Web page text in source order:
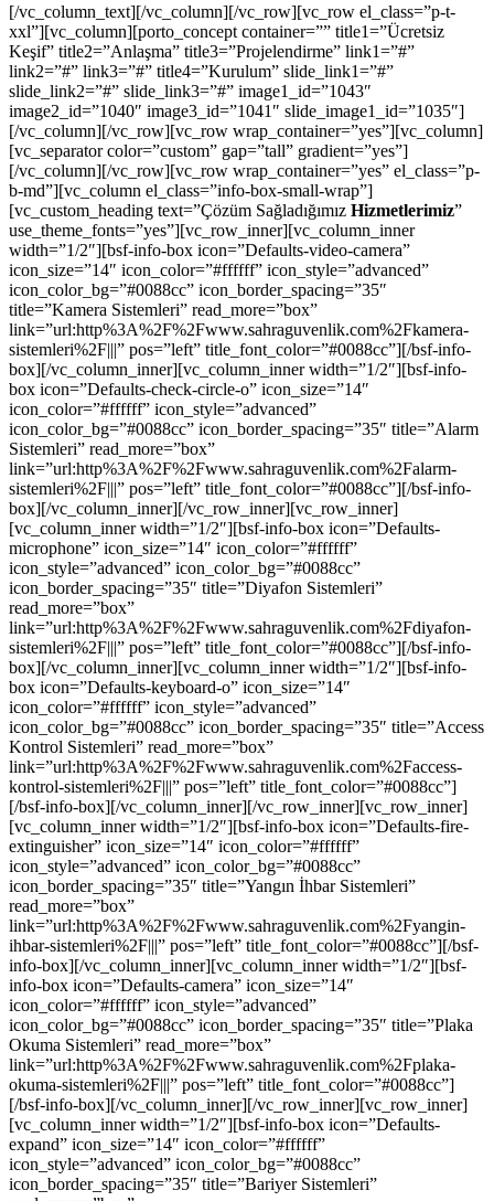
[/vc_column_text][/vc_column][/vc_row][vc_row el_class=”p-t-
xxl”][vc_column][porto_concept container=”” title1=”Ücretsiz
Keşif” title2=”Anlaşma” title3=”Projelendirme” link1=”#”
link2=”#” link3=”#” title4=”Kurulum” slide_link1=”#”
slide_link2=”#” slide_link3=”#” image1_id=”1043″
image2_id=”1040″ image3_id=”1041″ slide_image1_id=”1035″]
[/vc_column][/vc_row][vc_row wrap_container=”yes”][vc_column]
[vc_separator color=”custom” gap=”tall” gradient=”yes”]
[/vc_column][/vc_row][vc_row wrap_container=”yes” el_class=”p-
b-md”][vc_column el_class=”info-box-small-wrap”]
[vc_custom_heading text=”Çözüm Sağladığımız Hizmetlerimiz”
use_theme_fonts=”yes”][vc_row_inner][vc_column_inner
width=”1/2″][bsf-info-box icon=”Defaults-video-camera”
icon_size=”14″ icon_color=”#ffffff” icon_style=”advanced”
icon_color_bg=”#0088cc” icon_border_spacing=”35″
title=”Kamera Sistemleri” read_more=”box”
link=”url:http%3A%2F%2Fwww.sahraguvenlik.com%2Fkamera-
sistemleri%2F|||” pos=”left” title_font_color=”#0088cc”][/bsf-info-
box][/vc_column_inner][vc_column_inner width=”1/2″][bsf-info-
box icon=”Defaults-check-circle-o” icon_size=”14″
icon_color=”#ffffff” icon_style=”advanced”
icon_color_bg=”#0088cc” icon_border_spacing=”35″ title=”Alarm
Sistemleri” read_more=”box”
link=”url:http%3A%2F%2Fwww.sahraguvenlik.com%2Falarm-
sistemleri%2F|||” pos=”left” title_font_color=”#0088cc”][/bsf-info-
box][/vc_column_inner][/vc_row_inner][vc_row_inner]
[vc_column_inner width=”1/2″][bsf-info-box icon=”Defaults-
microphone” icon_size=”14″ icon_color=”#ffffff”
icon_style=”advanced” icon_color_bg=”#0088cc”
icon_border_spacing=”35″ title=”Diyafon Sistemleri”
read_more=”box”
link=”url:http%3A%2F%2Fwww.sahraguvenlik.com%2Fdiyafon-
sistemleri%2F|||” pos=”left” title_font_color=”#0088cc”][/bsf-info-
box][/vc_column_inner][vc_column_inner width=”1/2″][bsf-info-
box icon=”Defaults-keyboard-o” icon_size=”14″
icon_color=”#ffffff” icon_style=”advanced”
icon_color_bg=”#0088cc” icon_border_spacing=”35″ title=”Access
Kontrol Sistemleri” read_more=”box”
link=”url:http%3A%2F%2Fwww.sahraguvenlik.com%2Faccess-
kontrol-sistemleri%2F|||” pos=”left” title_font_color=”#0088cc”]
[/bsf-info-box][/vc_column_inner][/vc_row_inner][vc_row_inner]
[vc_column_inner width=”1/2″][bsf-info-box icon=”Defaults-fire-
extinguisher” icon_size=”14″ icon_color=”#ffffff”
icon_style=”advanced” icon_color_bg=”#0088cc”
icon_border_spacing=”35″ title=”Yangın İhbar Sistemleri”
read_more=”box”
link=”url:http%3A%2F%2Fwww.sahraguvenlik.com%2Fyangin-
ihbar-sistemleri%2F|||” pos=”left” title_font_color=”#0088cc”][/bsf-
info-box][/vc_column_inner][vc_column_inner width=”1/2″][bsf-
info-box icon=”Defaults-camera” icon_size=”14″
icon_color=”#ffffff” icon_style=”advanced”
icon_color_bg=”#0088cc” icon_border_spacing=”35″ title=”Plaka
Okuma Sistemleri” read_more=”box”
link=”url:http%3A%2F%2Fwww.sahraguvenlik.com%2Fplaka-
okuma-sistemleri%2F|||” pos=”left” title_font_color=”#0088cc”]
[/bsf-info-box][/vc_column_inner][/vc_row_inner][vc_row_inner]
[vc_column_inner width=”1/2″][bsf-info-box icon=”Defaults-
expand” icon_size=”14″ icon_color=”#ffffff”
icon_style=”advanced” icon_color_bg=”#0088cc”
icon_border_spacing=”35″ title=”Bariyer Sistemleri”